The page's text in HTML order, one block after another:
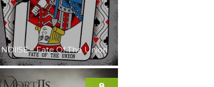
NOI!SE – Fate Of The Union